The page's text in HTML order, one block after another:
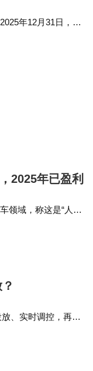
年12月31日，智
2025年已盈利
领域，称这是“人生
、实时调控，再到